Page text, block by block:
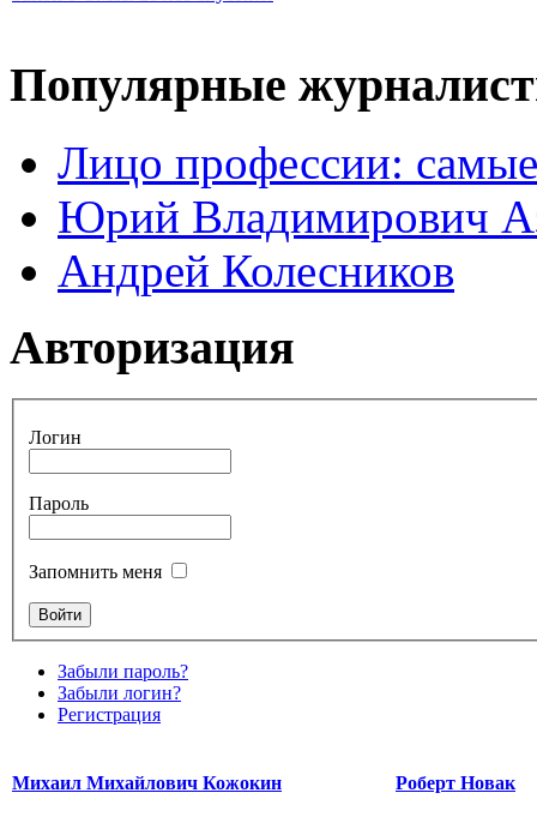
Популярные
Лицо профессии:
Юрий Владимирович
Андрей Колесников
Авторизация
Логин
Пароль
Запомнить меня
Забыли пароль?
Забыли логин?
Регистрация
Михаил Михайлович Кожокин Роберт Новак